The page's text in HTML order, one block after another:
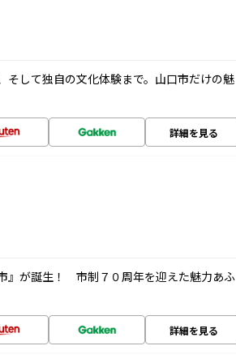
して独自の文化体験まで。山口市だけの魅
詳細を見る
』が誕生！ 市制７０周年を迎えた魅力あふ
詳細を見る